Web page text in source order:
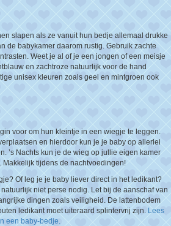
slapen als ze vanuit hun bedje allemaal drukke
de babykamer daarom rustig. Gebruik zachte
Weet je al of je een jongen of een meisje
en zachtroze natuurlijk voor de hand
unisex kleuren zoals geel en mintgroen ook
voor om hun kleintje in een wiegje te leggen.
en hierdoor kun je je baby op allerlei
’s Nachts kun je de wieg op jullie eigen kamer
Makkelijk tijdens de nachtvoedingen!
Of leg je je baby liever direct in het ledikant?
niet perse nodig. Let bij de aanschaf van
dingen zoals veiligheid. De lattenbodem
ledikant moet uiteraard splintervrij zijn. Lees
een baby-bedje.